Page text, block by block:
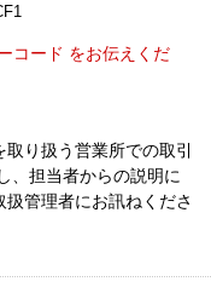
コード をお伝えくだ
り扱う営業所での取引
、担当者からの説明に
管理者にお訊ねくださ